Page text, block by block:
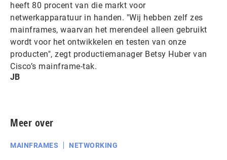
heeft 80 procent van die markt voor
netwerkapparatuur in handen. "Wij hebben zelf zes
mainframes, waarvan het merendeel alleen gebruikt
wordt voor het ontwikkelen en testen van onze
producten", zegt productiemanager Betsy Huber van
Cisco’s mainframe-tak.
JB
Meer over
MAINFRAMES NETWORKING